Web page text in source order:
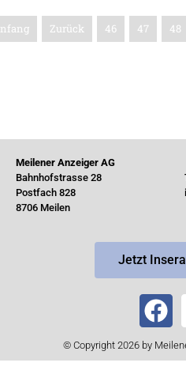
Zurück 46 47 48
Meilener Anzeiger AG
Bahnhofstrasse 28
Postfach 828
8706 Meilen
Jetzt
© Copyright 2026 by